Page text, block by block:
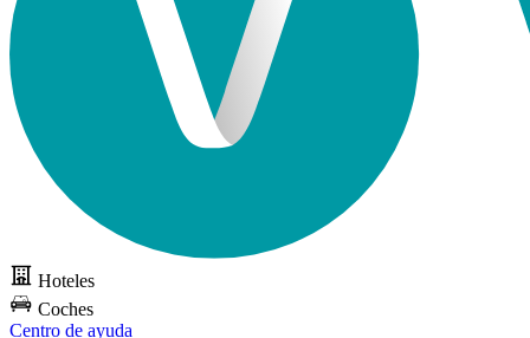
Hoteles
Coches
Centro de ayuda